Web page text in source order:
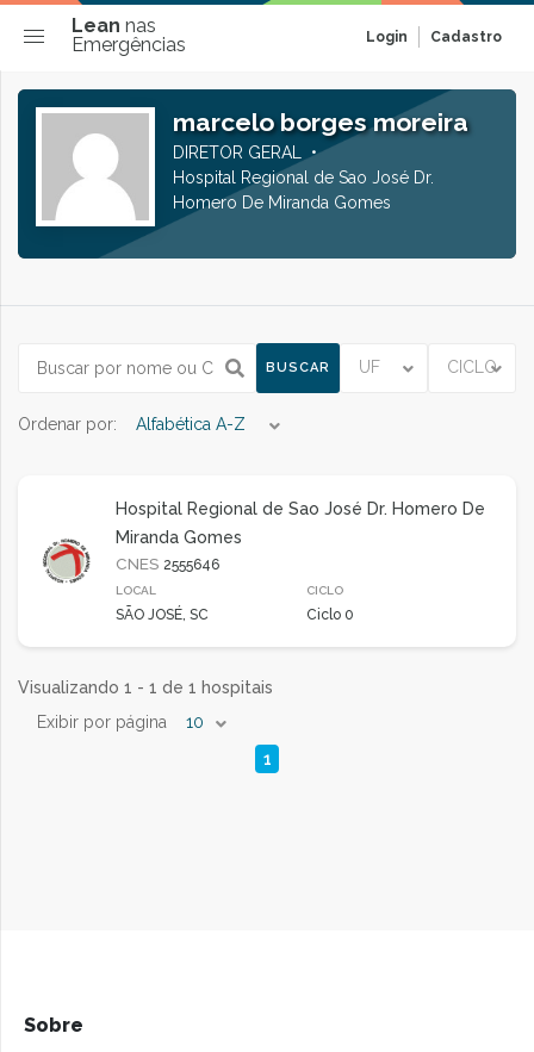
Lean nas
Emergências
Login Cadastro
marcelo borges moreira
DIRETOR GERAL
Hospital Regional de Sao José Dr.
Homero De Miranda Gomes
BUSCAR UF CICLO
Ordenar por: Alfabética A-Z
Hospital Regional de Sao José Dr. Homero De
Miranda Gomes
CNES 2555646
LOCAL
SÃO JOSÉ, SC
CICLO
Ciclo 0
Visualizando 1 - 1 de 1 hospitais
Exibir por página
10
1
Sobre